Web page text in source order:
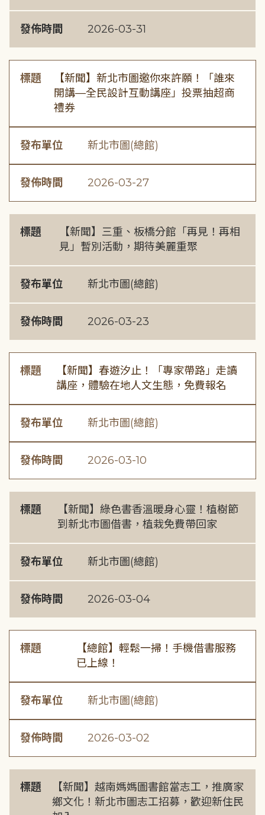
發佈時間 2026-03-31
標題
【新聞】新北市圖邀你來許願！「誰來
開講—全民設計互動講座」投票抽超商
禮券
發布單位 新北市圖(總館)
發佈時間 2026-03-27
標題
【新聞】三重、板橋分館「再見！再相
見」暫別活動，期待美麗重聚
發布單位 新北市圖(總館)
發佈時間 2026-03-23
標題
【新聞】春遊汐止！「專家帶路」走讀
講座，體驗在地人文生態，免費報名
發布單位 新北市圖(總館)
發佈時間 2026-03-10
標題
【新聞】綠色書香溫暖身心靈！植樹節
到新北市圖借書，植栽免費帶回家
發布單位 新北市圖(總館)
發佈時間 2026-03-04
標題
【總館】輕鬆一掃！手機借書服務
已上線！
發布單位 新北市圖(總館)
發佈時間 2026-03-02
標題
【新聞】越南媽媽圖書館當志工，推廣家
鄉文化！新北市圖志工招募，歡迎新住民